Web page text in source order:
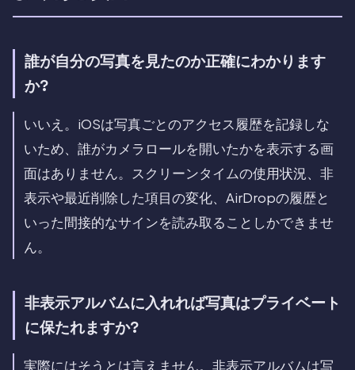
誰が自分の写真を見たのか正確にわかります
か?
いいえ。iOSは写真ごとのアクセス履歴を記録しな
いため、誰がカメラロールを開いたかを表示する画
面はありません。スクリーンタイムの使用状況、非
表示や最近削除した項目の変化、AirDropの履歴と
いった間接的なサインを読み取ることしかできませ
ん。
非表示アルバムに入れれば写真はプライベート
に保たれますか?
実際にはそうとは言えません。非表示アルバムは写